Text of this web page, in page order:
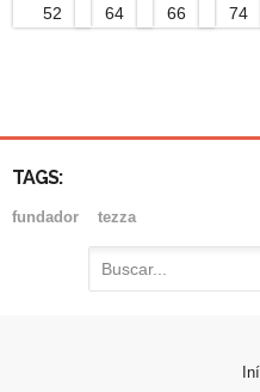
Padre Domingos Gava, nasceu
TAGS:
fundador tezza